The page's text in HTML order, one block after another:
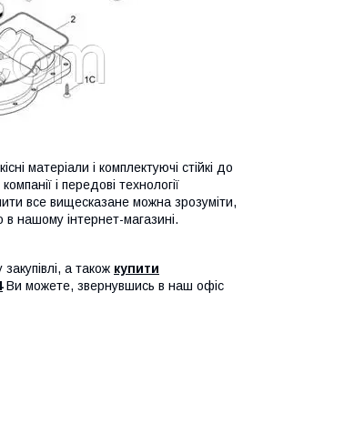
матеріали і комплектуючі стійкі до
і передові технології
все вищесказане можна зрозуміти,
нашому інтернет-магазині.
а також купити
Ви можете, звернувшись в наш офіс